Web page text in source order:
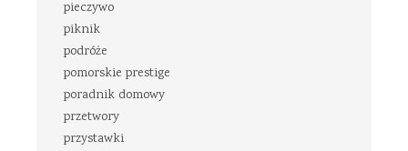
pieczywo
piknik
podróże
pomorskie prestige
poradnik domowy
przetwory
przystawki